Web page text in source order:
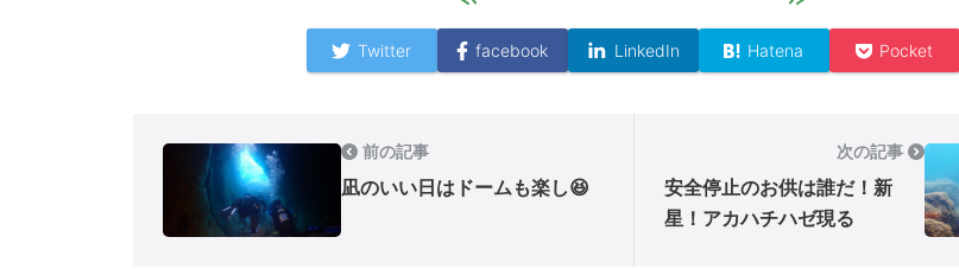
Twitter facebook LinkedIn Hatena Pocket
前の記事
凪のいい日はドームも楽し😆
次の記事
安全停止のお供は誰だ！新
星！アカハチハゼ現る